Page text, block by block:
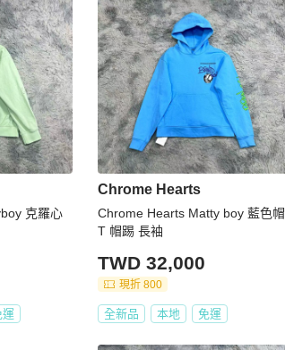
克羅心
運
Chrome Hearts
Chrome Hearts Matty boy 藍色帽
T 帽踢 長袖
TWD 32,000
現折 800
全新品 本地 免運